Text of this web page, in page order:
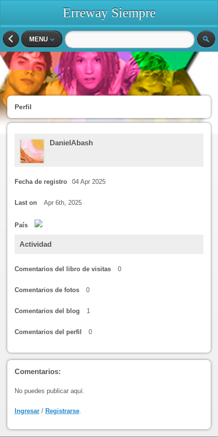
Erreway Siempre
MENU
Perfil
DanielAbash
Fecha de registro 04 Apr 2025
Last on Apr 6th, 2025
País
Actividad
Comentarios del libro de visitas 0
Comentarios de fotos 0
Comentarios del blog 1
Comentarios del perfil 0
Comentarios:
No puedes publicar aquí.
Ingresar / Registrarse.